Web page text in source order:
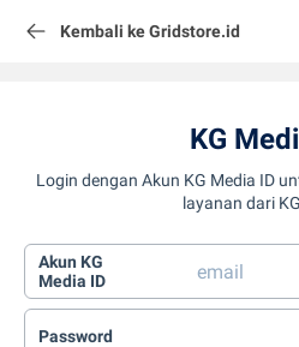
Kembali ke Gridstore.id
KG
Login dengan Akun KG Media ID
layanan dari
Akun KG
Media ID
Password